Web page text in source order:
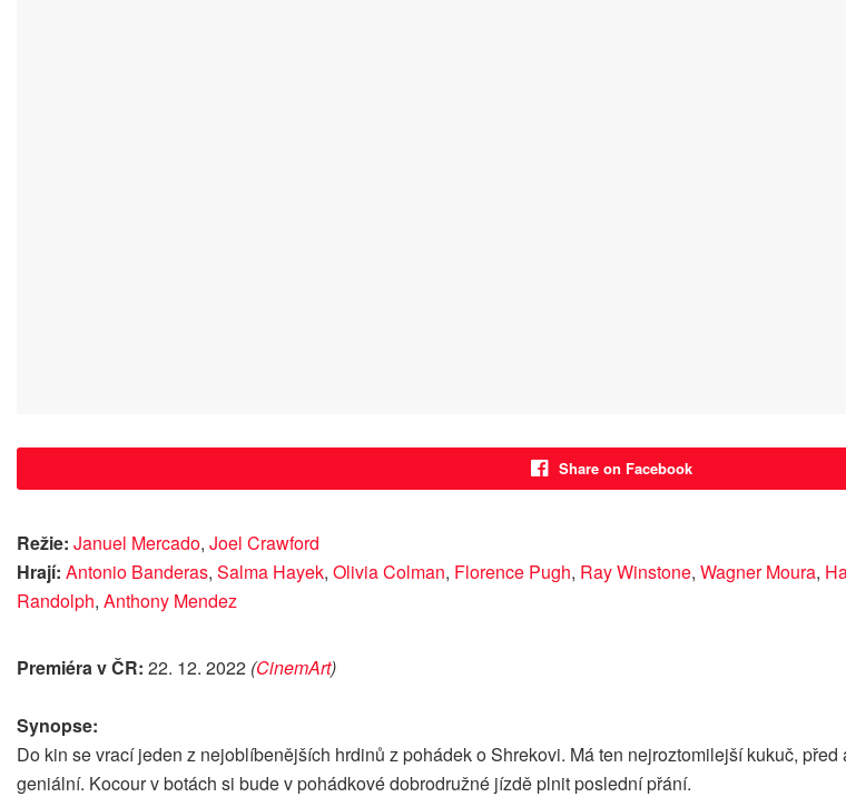
Share on Facebook
Režie: Januel Mercado, Joel Crawford
Hrají: Antonio Banderas, Salma Hayek, Olivia Colman, Florence Pugh, Ray Winstone, Wagner Moura,
Randolph, Anthony Mendez
Premiéra v ČR: 22. 12. 2022 (CinemArt)
Synopse:
Do kin se vrací jeden z nejoblíbenějších hrdinů z pohádek o Shrekovi. Má ten nejroztomilejší kukuč,
geniální. Kocour v botách si bude v pohádkové dobrodružné jízdě plnit poslední přání.